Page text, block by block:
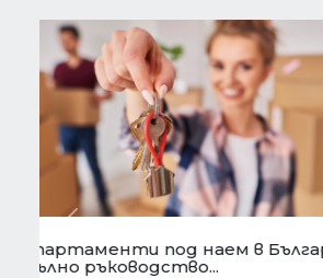
Готови завеси за хол на една
разстояние